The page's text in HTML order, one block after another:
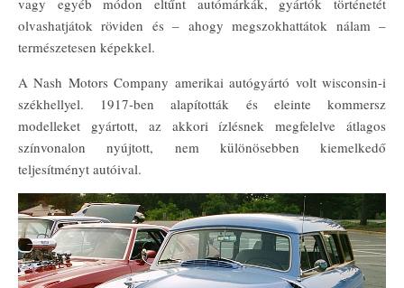
vagy egyéb módon eltűnt autómárkák, gyártók történetét
olvashatjátok röviden és – ahogy megszokhattátok nálam –
természetesen képekkel.
A Nash Motors Company amerikai autógyártó volt wisconsin-i
székhellyel. 1917-ben alapították és eleinte kommersz
modelleket gyártott, az akkori ízlésnek megfelelve átlagos
színvonalon nyújtott, nem különösebben kiemelkedő
teljesítményt autóival.